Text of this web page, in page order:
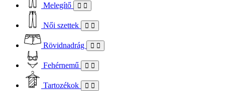
Melegítő
Női szettek
Rövidnadrág
Fehérnemű
Tartozékok